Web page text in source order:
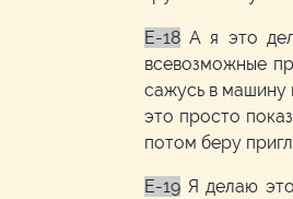
E-18 А я это
всевозможные
сажусь в машину
это просто
потом беру
E-19 Я делаю